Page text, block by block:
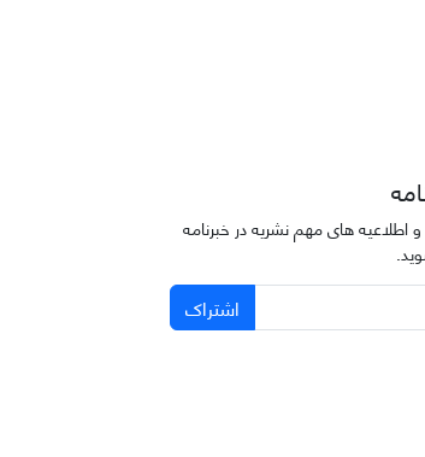
و اطلاعیه های مهم نشریه در خبرنامه
اشتراک